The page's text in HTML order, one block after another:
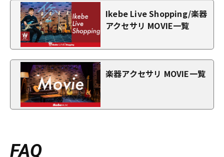
Ikebe Live Shopping/楽器
アクセサリ MOVIE一覧
楽器アクセサリ MOVIE一覧
FAQ